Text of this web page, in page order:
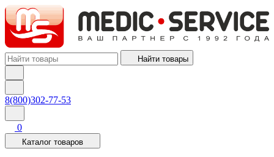
Найти товары
8(800)302-77-53
0
Каталог товаров